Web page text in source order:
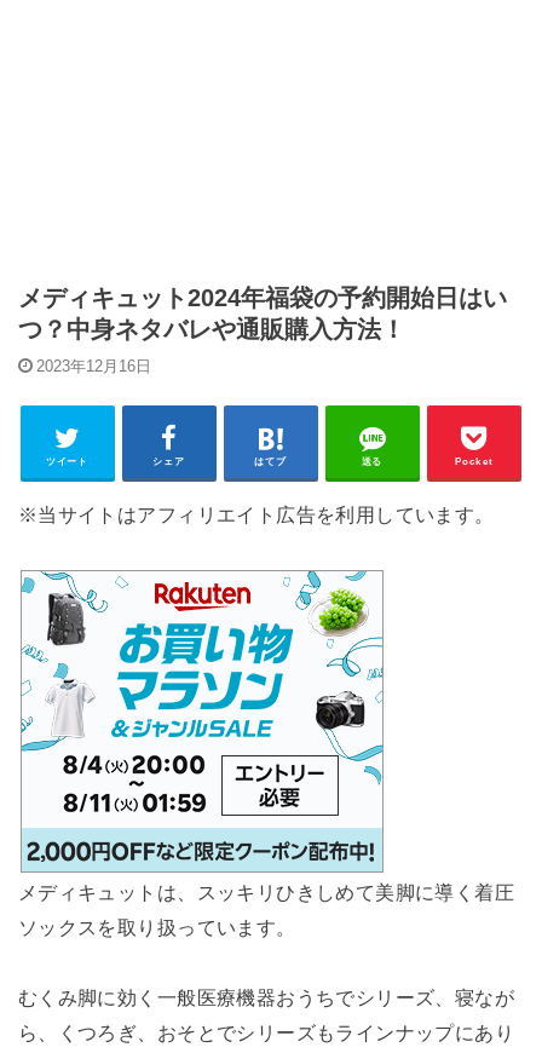
メディキュット2024年福袋の予約開始日はい
つ？中身ネタバレや通販購入方法！
2023年12月16日
ツイート シェア はてブ 送る Pocket
※当サイトはアフィリエイト広告を利用しています。
メディキュットは、スッキリひきしめて美脚に導く着圧
ソックスを取り扱っています。
むくみ脚に効く一般医療機器おうちでシリーズ、寝なが
ら、
くつろぎ、おそとでシリーズもラインナップにあり